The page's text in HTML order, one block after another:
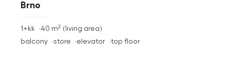
Brno
rozměry
1+kk living area
40 m2
funkce
balcony store elevator top floor